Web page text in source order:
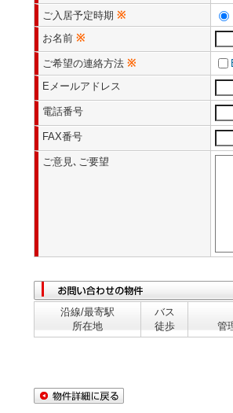
ご入居予定時期 ※
お名前 ※
ご希望の連絡方法 ※
Eメールアドレス
電話番号
FAX番号
ご意見､ご要望
沿線/最寄駅
所在地
バス
徒歩
管